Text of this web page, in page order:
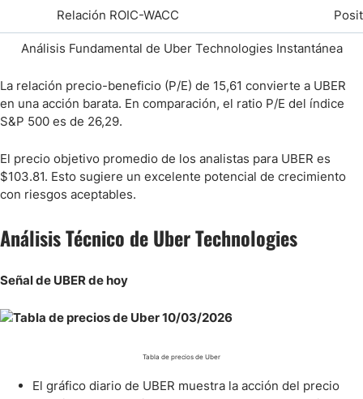
Relación ROIC-WACC
Análisis Fundamental de Uber Technologies Instantánea
La relación precio-beneficio (P/E) de 15,61 convierte a UBER
en una acción barata. En comparación, el ratio P/E del índice
S&P 500 es de 26,29.
El precio objetivo promedio de los analistas para UBER es
$103.81. Esto sugiere un excelente potencial de crecimiento
con riesgos aceptables.
Análisis Técnico de Uber Technologies
Señal de UBER de hoy
Tabla de precios de Uber
El gráfico diario de UBER muestra la acción del precio